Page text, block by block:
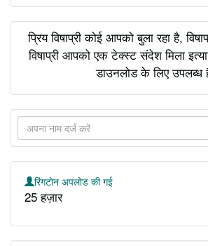
प्रिय विषाप्री कोई आपको बुला रहा है,
विषाप्री आपको एक टेक्स्ट संदेश मिला
डाउनलोड के लिए उपलब्ध
रिंगटोन अपलोड की गई
25 हज़ार